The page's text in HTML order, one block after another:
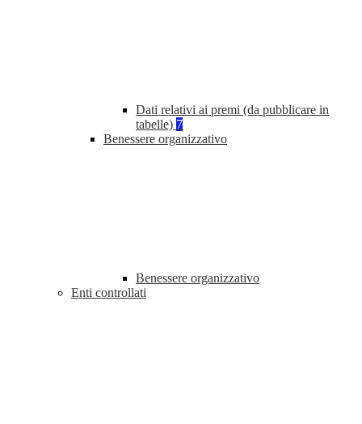
Dati relativi ai premi (da pubblicare in
tabelle) 7
Benessere organizzativo
Benessere organizzativo
Enti controllati